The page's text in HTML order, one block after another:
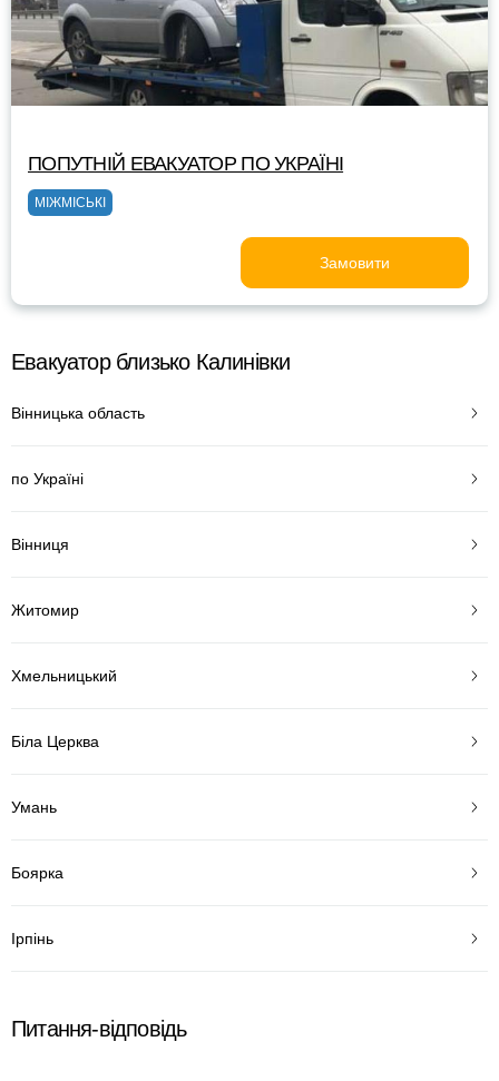
ПОПУТНІЙ ЕВАКУАТОР ПО УКРАЇНІ
МІЖМІСЬКІ
Замовити
Евакуатор близько Калинівки
Вінницька область
по Україні
Вінниця
Житомир
Хмельницький
Біла Церква
Умань
Боярка
Ірпінь
Питання-відповідь